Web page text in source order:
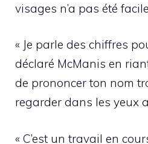
visages n’a pas été
« Je parle des chiffres
déclaré McManis en
de prononcer ton nom
regarder dans les yeux
« C’est un travail en